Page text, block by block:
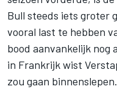
Bull steeds iets groter
vooral last te hebben
bood aanvankelijk nog
in Frankrijk wist
zou gaan